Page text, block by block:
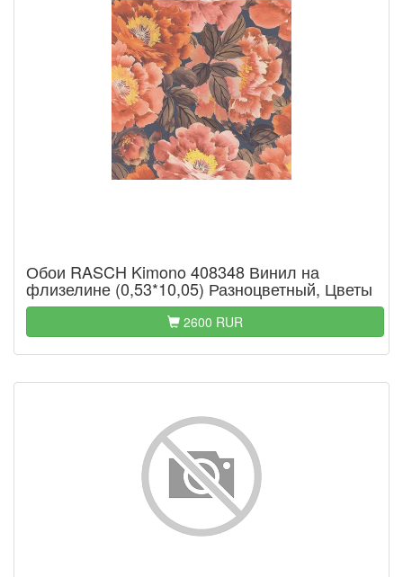
Обои RASCH Kimono 408348 Винил на
флизелине (0,53*10,05) Разноцветный, Цветы
2600 RUR